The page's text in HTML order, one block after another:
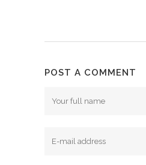
POST A COMMENT